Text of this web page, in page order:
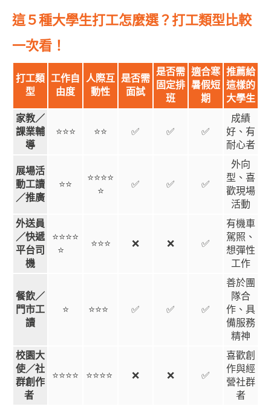
這５種大學生打工怎麼選？打工類型比較
一次看！
打工類
型
工作自
由度
人際互
動性
是否需
面試
是否需
固定排
班
適合寒
暑假短
期
推薦給
這樣的
大學生
家教／
課業輔
導
⭐⭐⭐ ⭐⭐ ✅ ✅ ✅
成績
好、有
耐心者
展場活
動工讀
／推廣
⭐⭐
⭐⭐⭐⭐
⭐
✅ ✅ ✅
外向
型、喜
歡現場
活動
外送員
／快遞
平台司
機
⭐⭐⭐⭐
⭐
⭐⭐⭐ ❌ ❌ ✅
有機車
駕照、
想彈性
工作
餐飲／
門市工
讀
⭐ ⭐⭐⭐ ✅ ✅ ✅
善於團
隊合
作、具
備服務
精神
校園大
使／社
群創作
者
⭐⭐⭐⭐ ⭐⭐⭐⭐ ❌ ❌ ✅
喜歡創
作與經
營社群
者